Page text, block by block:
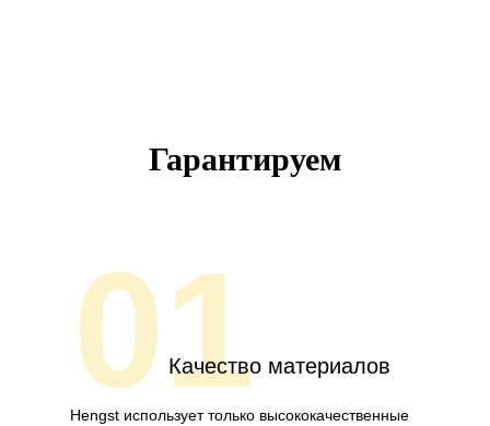
Гарантируем
01Качество материалов
Hengst использует только высококачественные